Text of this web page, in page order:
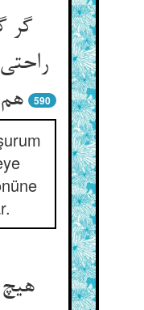
گر
590